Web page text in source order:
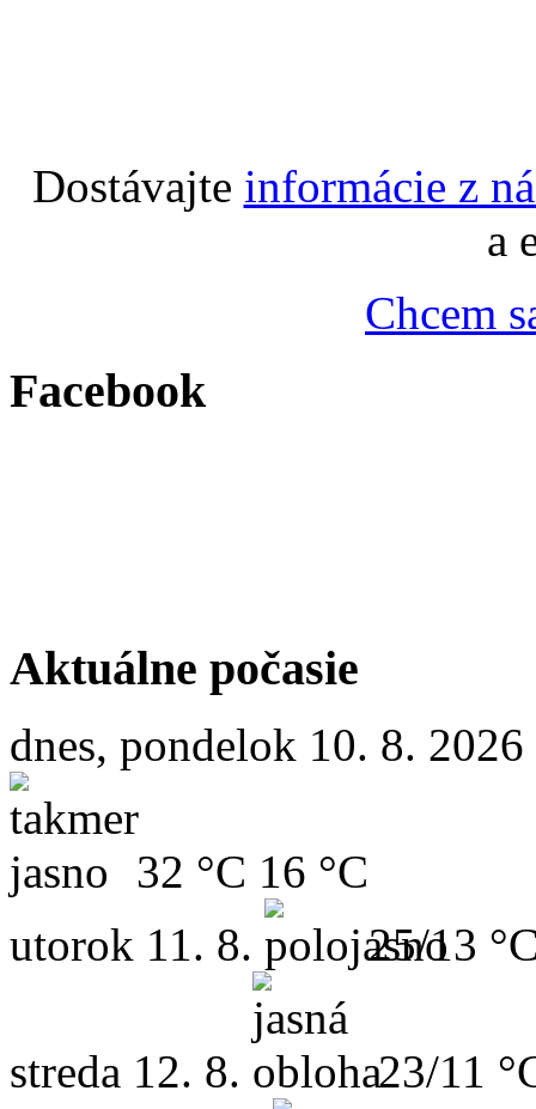
Dostávajte informácie z
a
Chcem
Facebook
Aktuálne počasie
dnes, pondelok 10. 8. 2026
32 °C 16 °C
utorok 11. 8. 25/13
streda 12. 8. 23/11